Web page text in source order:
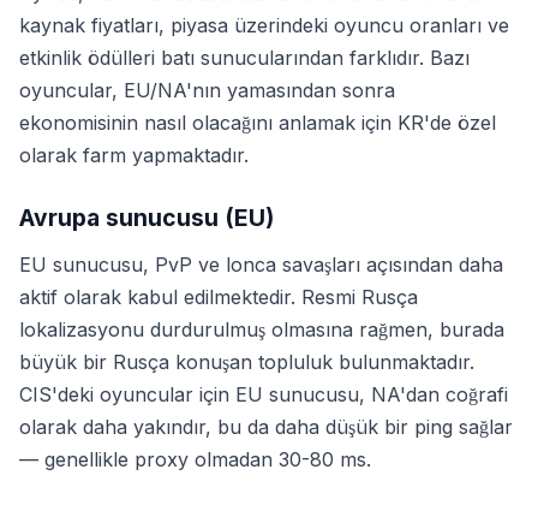
kaynak fiyatları, piyasa üzerindeki oyuncu oranları ve
etkinlik ödülleri batı sunucularından farklıdır. Bazı
oyuncular, EU/NA'nın yamasından sonra
ekonomisinin nasıl olacağını anlamak için KR'de özel
olarak farm yapmaktadır.
Avrupa sunucusu (EU)
EU sunucusu, PvP ve lonca savaşları açısından daha
aktif olarak kabul edilmektedir. Resmi Rusça
lokalizasyonu durdurulmuş olmasına rağmen, burada
büyük bir Rusça konuşan topluluk bulunmaktadır.
CIS'deki oyuncular için EU sunucusu, NA'dan coğrafi
olarak daha yakındır, bu da daha düşük bir ping sağlar
— genellikle proxy olmadan 30-80 ms.